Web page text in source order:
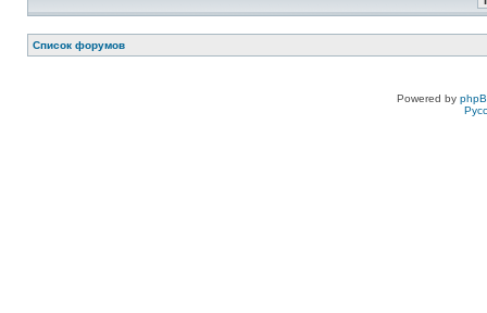
Список форумов
Powered by